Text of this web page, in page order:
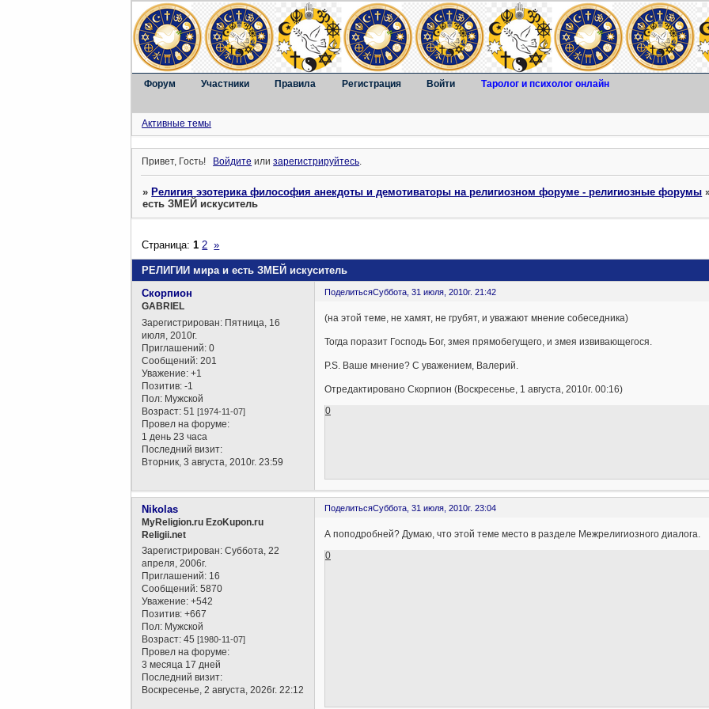
Форум Участники Правила Регистрация Войти Таролог и психолог онлайн
Активные темы
Привет, Гость! Войдите илизарегистрируйтесь.
»Религия эзотерика философия анекдоты и демотиваторы на религиозном форуме - религиозные форумы
есть ЗМЕЙ искуситель
РЕЛИГИИ мира и есть ЗМЕЙ искуситель
Страница:1 2 »
ПоделитьсяСуббота, 31 июля, 2010г. 21:42
Скорпион
GABRIEL
Зарегистрирован: Пятница, 16
июля, 2010г.
Приглашений: 0
Сообщений: 201
Уважение: +1
Позитив: -1
Пол: Мужской
Возраст: 51[1974-11-07]
Провел на форуме:
1 день 23 часа
Последний визит:
Вторник, 3 августа, 2010г. 23:59
(на этой теме, не хамят, не грубят, и уважают мнение собеседника)
Тогда поразит Господь Бог, змея прямобегущего, и змея извивающегося.
P.S. Ваше мнение? С уважением, Валерий.
Отредактировано Скорпион (Воскресенье, 1 августа, 2010г. 00:16)
0
ПоделитьсяСуббота, 31 июля, 2010г. 23:04
Nikolas
MyReligion.ru EzoKupon.ru
Religii.net
Зарегистрирован: Суббота, 22
апреля, 2006г.
Приглашений: 16
Сообщений: 5870
Уважение: +542
Позитив: +667
Пол: Мужской
Возраст: 45[1980-11-07]
Провел на форуме:
3 месяца 17 дней
Последний визит:
Воскресенье, 2 августа, 2026г. 22:12
А поподробней? Думаю, что этой теме место в разделе Межрелигиозного диалога.
0